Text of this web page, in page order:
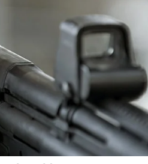
นักวิชาการชี้ “ส้มเปิดดีล
เขียว” กระทบความชอบธร
ประชาชน หากร่วมรัฐบาล
คำขวัญ “มีเรา ไม่มีเ